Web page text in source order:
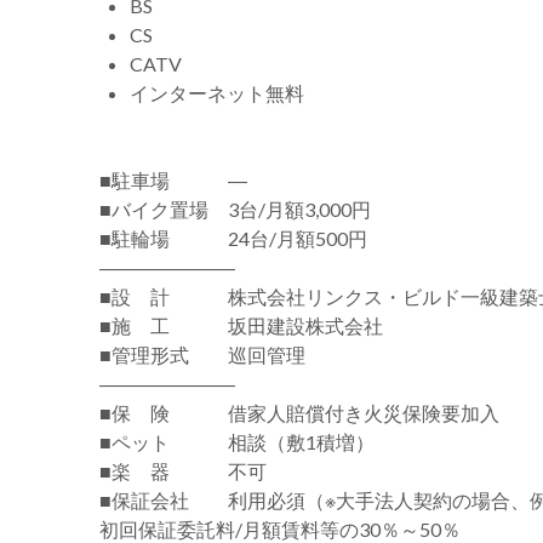
BS
CS
CATV
インターネット無料
■駐車場 ―
■バイク置場 3台/月額3,000円
■駐輪場 24台/月額500円
―――――――
■設 計 株式会社リンクス・ビルド一級建築
■施 工 坂田建設株式会社
■管理形式 巡回管理
―――――――
■保 険 借家人賠償付き火災保険要加入
■ペット 相談（敷1積増）
■楽 器 不可
■保証会社 利用必須（※大手法人契約の場合、例
初回保証委託料/月額賃料等の30％～50％